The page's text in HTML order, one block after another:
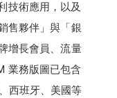
技術應用，以及
售夥伴」與「銀
增長會員、流量
業務版圖已包含
西班牙、美國等